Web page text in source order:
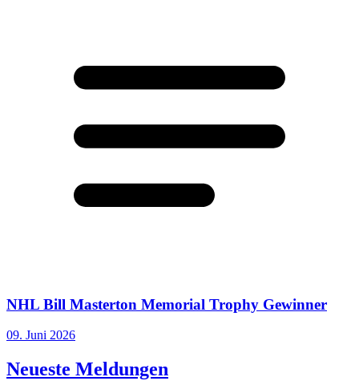
NHL Bill Masterton Memorial Trophy Gewinner
09. Juni 2026
Neueste Meldungen